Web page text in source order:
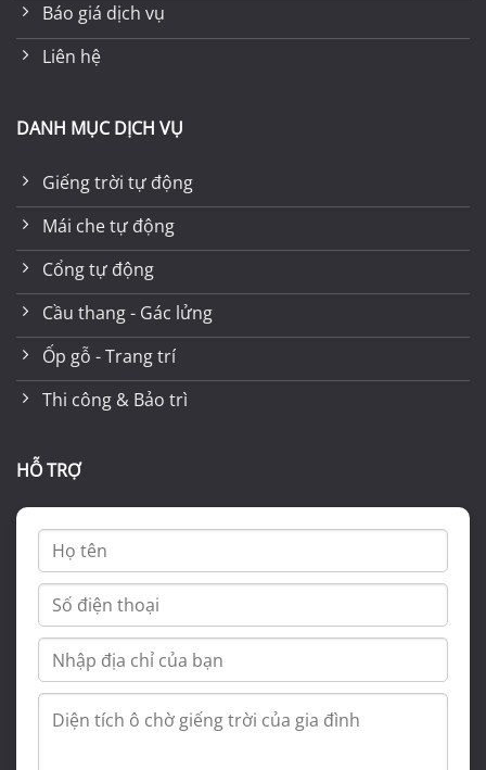
Báo giá dịch vụ
Liên hệ
DANH MỤC DỊCH VỤ
Giếng trời tự động
Mái che tự động
Cổng tự động
Cầu thang - Gác lửng
Ốp gỗ - Trang trí
Thi công & Bảo trì
HỖ TRỢ